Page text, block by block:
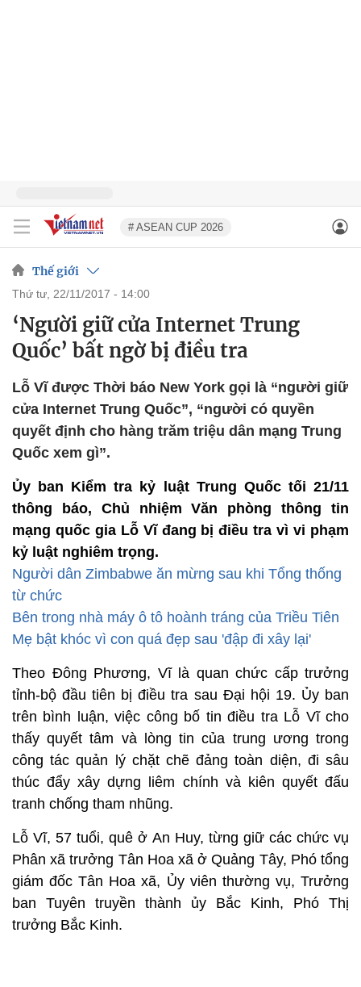
# ASEAN CUP 2026
Thế giới
thứ tư, 22/11/2017 - 14:00
‘Người giữ cửa Internet Trung
Quốc’ bất ngờ bị điều tra
Lỗ Vĩ được Thời báo New York gọi là “người giữ
cửa Internet Trung Quốc”, “người có quyền
quyết định cho hàng trăm triệu dân mạng Trung
Quốc xem gì”.
Ủy ban Kiểm tra kỷ luật Trung Quốc tối 21/11
thông báo, Chủ nhiệm Văn phòng thông tin
mạng quốc gia Lỗ Vĩ đang bị điều tra vì vi phạm
kỷ luật nghiêm trọng.
Người dân Zimbabwe ăn mừng sau khi Tổng thống
từ chức
Bên trong nhà máy ô tô hoành tráng của Triều Tiên
Mẹ bật khóc vì con quá đẹp sau 'đập đi xây lại'
Theo Đông Phương, Vĩ là quan chức cấp trưởng
tỉnh-bộ đầu tiên bị điều tra sau Đại hội 19. Ủy ban
trên bình luận, việc công bố tin điều tra Lỗ Vĩ cho
thấy quyết tâm và lòng tin của trung ương trong
công tác quản lý chặt chẽ đảng toàn diện, đi sâu
thúc đẩy xây dựng liêm chính và kiên quyết đấu
tranh chống tham nhũng.
Lỗ Vĩ, 57 tuổi, quê ở An Huy, từng giữ các chức vụ
Phân xã trưởng Tân Hoa xã ở Quảng Tây, Phó tổng
giám đốc Tân Hoa xã, Ủy viên thường vụ, Trưởng
ban Tuyên truyền thành ủy Bắc Kinh, Phó Thị
trưởng Bắc Kinh.